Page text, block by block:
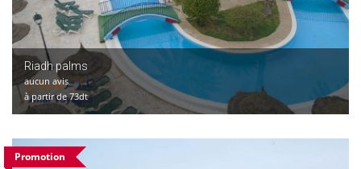
Riadh palms
aucun avis
à partir de 73dt
Promotion